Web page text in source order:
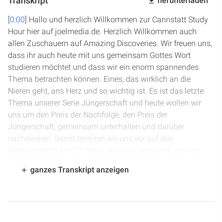
[0:00] Hallo und herzlich Willkommen zur Cannstatt Study
Hour hier auf joelmedia.de. Herzlich Willkommen auch
allen Zuschauern auf Amazing Discoveries. Wir freuen uns,
dass ihr auch heute mit uns gemeinsam Gottes Wort
studieren möchtet und dass wir ein enorm spannendes
Thema betrachten können. Eines, das wirklich an die
Nieren geht, ans Herz und so wichtig ist. Es ist das letzte
Thema unserer Serie Jüngerschaft und heute wollen wir
uns um den Preis der Nachfolge, den Preis der
Jüngerschaft, gemeinsam unterhalten und darüber
nachdenken. Damit bereiten wir uns vor auf das
ganzes Transkript anzeigen